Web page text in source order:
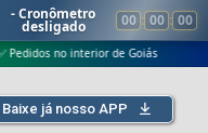
- Cronômetro
desligado 00 : 00 : 00
no interior de Goiás
Baixe já nosso APP